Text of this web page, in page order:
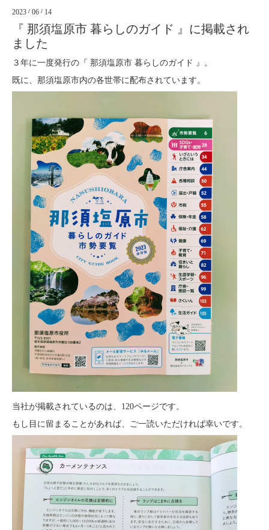
2023 / 06 / 14
『 那須塩原市 暮らしのガイド 』に掲載され
ました
３年に一度発行の『 那須塩原市 暮らしのガイド 』。
既に、那須塩原市内の各世帯に配布されています。
当社が掲載されているのは、120ページです。
もし目に留まることがあれば、ご一読いただければ幸いです。